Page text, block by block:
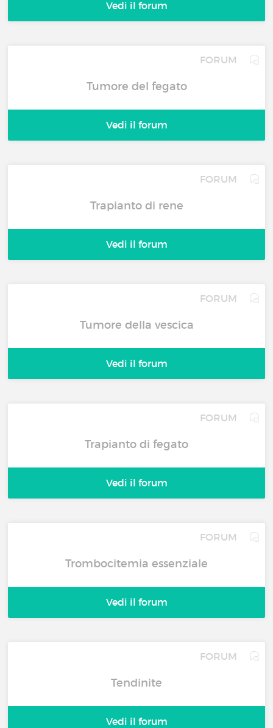
Vedi il forum
FORUM
Tumore del fegato
Vedi il forum
FORUM
Trapianto di rene
Vedi il forum
FORUM
Tumore della vescica
Vedi il forum
FORUM
Trapianto di fegato
Vedi il forum
FORUM
Trombocitemia essenziale
Vedi il forum
FORUM
Tendinite
Vedi il forum